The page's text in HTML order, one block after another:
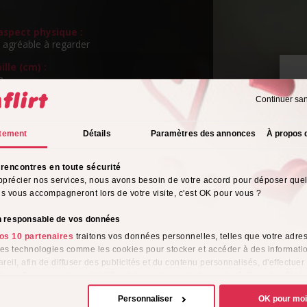
Continuer
Détails Paramètres des annonces À propos
rencontres en toute sécurité
nos services, nous avons besoin de votre accord pour déposer
vous accompagneront lors de votre visite, c'est OK pour vous ?
responsable de vos données
10 partenaires traitons vos données personnelles, telles que votre
technologies comme les cookies pour stocker et accéder à des
afin de diffuser des publicités et du contenu personnalisés, d'effectuer
favorisant ainsi le développement de services. Vous avez le choix quant à
de vos données et à leurs finalités. Vous pouvez modifier ou retirer votre
Personnaliser OK pour moi
physique :
agréable à regarder
(cm) :
de cheveux :
:
sexuelle :
vestimentaire :
pour moi